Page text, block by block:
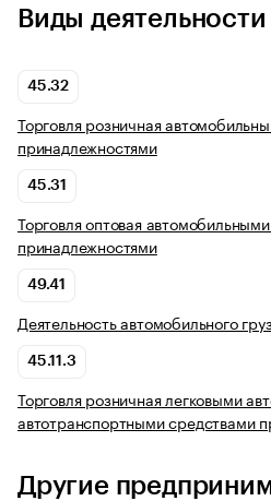
Виды деятельности
45.32
Торговля розничная
принадлежностями
45.31
Торговля оптовая
принадлежностями
49.41
Деятельность автомобильного
45.11.3
Торговля розничная легковыми
автотранспортными средствами
Другие